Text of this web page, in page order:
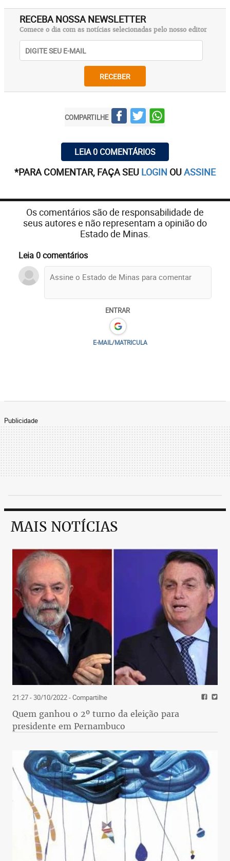
RECEBA NOSSA NEWSLETTER
Comece o dia com as notícias selecionadas pelo nosso editor
RECEBER
COMPARTILHE
LEIA 0 COMENTÁRIOS
*PARA COMENTAR, FAÇA SEU LOGIN OUASSINE
Os comentários são de responsabilidade de
seus autores e não representam a opinião do
Estado de Minas.
Leia 0 comentários
ENTRAR
E-MAIL/MATRICULA
Publicidade
MAIS NOTÍCIAS
21:27 - 30/10/2022- Compartilhe
Quem ganhou o 2º turno da eleição para
presidente em Pernambuco